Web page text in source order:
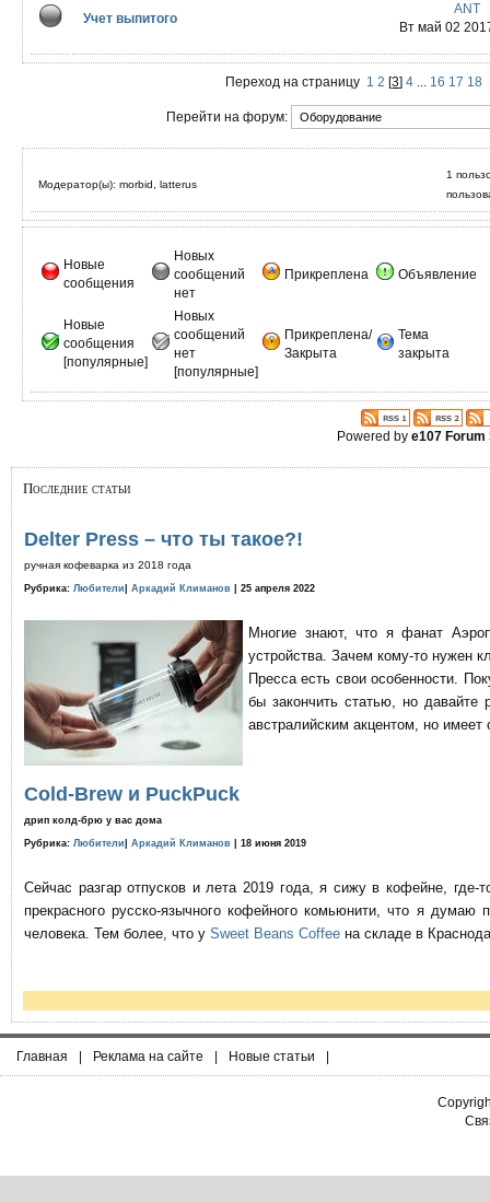
Учет выпитого
ANT
Вт май 02
Переход на страницу 1 2 [3]4 16 17 18
Перейти на форум:
Модератор(ы): morbid, latterus
1
Новые
сообщения
Новых
сообщений
нет
Прикреплена Объявление
Новые
сообщения
[популярные]
Новых
сообщений
нет
[популярные]
Прикреплена/
Закрыта
Тема
закрыта
Powered bye107
Последние статьи
Delter Press – что ты такое?!
ручная кофеварка из 2018 года
Рубрика: Любители Аркадий Климанов | 25 апреля 2022
Многие знают, что я фанат
устройства. Зачем кому-то нужен
Пресса есть свои особенности.
бы закончить статью, но давайте
австралийским акцентом, но имеет
Cold-Brew и PuckPuck
дрип колд-брю у вас дома
Рубрика: Любители Аркадий Климанов | 18 июня 2019
Сейчас разгар отпусков и лета 2019 года, я сижу в кофейне,
прекрасного русско-язычного кофейного комьюнити, что я
человека. Тем более, что у Sweet Beans Coffee на складе в
Главная | Реклама на сайте | Новые статьи |